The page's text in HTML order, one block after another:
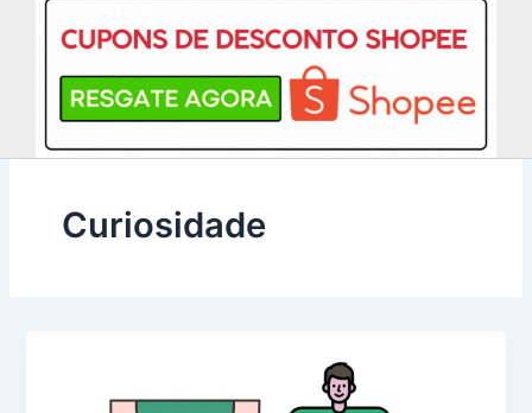
Curiosidade